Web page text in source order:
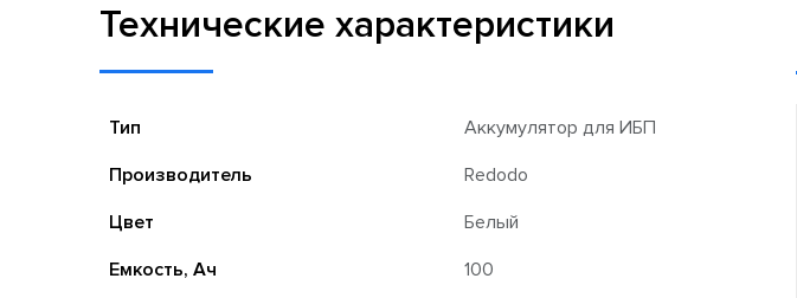
Технические характеристики
Тип
Аккумулятор для ИБП
Производитель
Redodo
Цвет
Белый
Емкость, Ач
100